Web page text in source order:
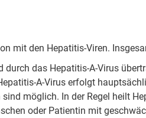
mit den Hepatitis-Viren.
durch das Hepatitis-A-Virus
A-Virus erfolgt
möglich. In der Regel heilt
oder Patientin mit